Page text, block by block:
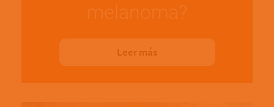
melanoma?
Leer más